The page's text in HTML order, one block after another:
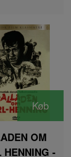
Køb
OM
HENNING -